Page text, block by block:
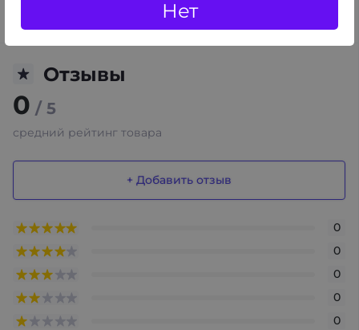
Нет
Отзывы
0 / 5
средний рейтинг товара
+ Добавить отзыв
0
0
0
0
0